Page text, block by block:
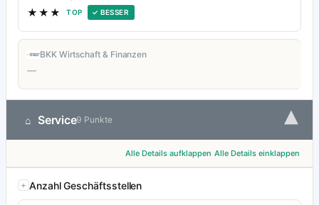
★★★ TOP ✓ BESSER
BKK Wirtschaft & Finanzen
—
⌂ Service9 Punkte ▾
Alle Details aufklappen Alle Details einklappen
Anzahl Geschäftsstellen